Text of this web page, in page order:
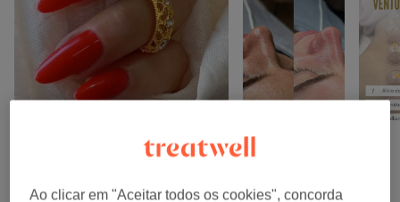
Ao clicar em "Aceitar todos os cookies", concorda